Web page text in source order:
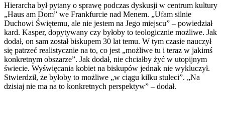
Hierarcha był pytany o sprawę podczas dyskusji w centrum kultury
„Haus am Dom” we Frankfurcie nad Menem. „Ufam silnie
Duchowi Świętemu, ale nie jestem na Jego miejscu” – powiedział
kard. Kasper, dopytywany czy byłoby to teologicznie możliwe. Jak
dodał, on sam został biskupem 30 lat temu. W tym czasie nauczył
się patrzeć realistycznie na to, co jest „możliwe tu i teraz w jakimś
konkretnym obszarze”. Jak dodał, nie chciałby żyć w utopijnym
świecie. Wyświęcania kobiet na biskupów jednak nie wykluczył.
Stwierdził, że byłoby to możliwe „w ciągu kilku stuleci”. „Na
dzisiaj nie ma na to konkretnych perspektyw” – dodał.